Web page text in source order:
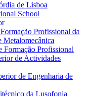
de Lisboa
School
Profissional da
Metalomecânica
Profissional
de Actividades
de Engenharia de
da Lusofonia